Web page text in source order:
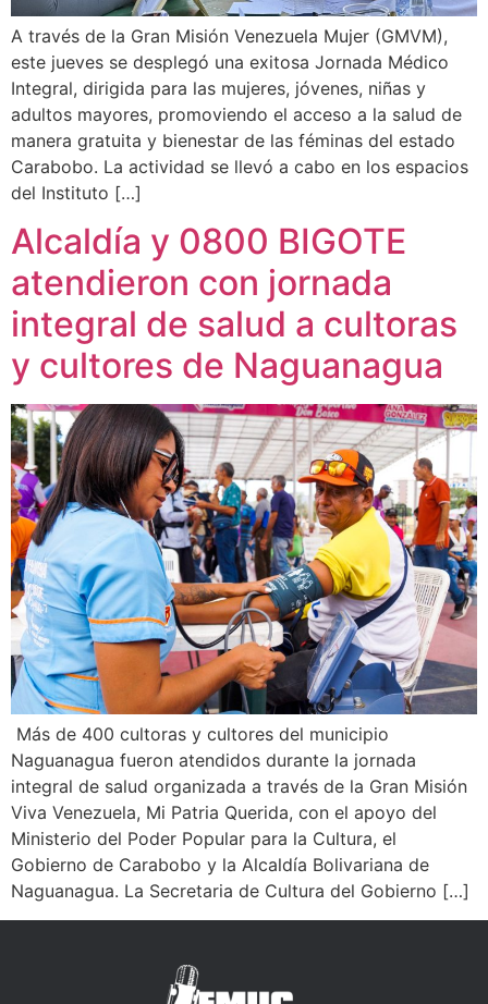
A través de la Gran Misión Venezuela Mujer (GMVM),
este jueves se desplegó una exitosa Jornada Médico
Integral, dirigida para las mujeres, jóvenes, niñas y
adultos mayores, promoviendo el acceso a la salud de
manera gratuita y bienestar de las féminas del estado
Carabobo. La actividad se llevó a cabo en los espacios
del Instituto […]
Alcaldía y 0800 BIGOTE
atendieron con jornada
integral de salud a cultoras
y cultores de Naguanagua
Más de 400 cultoras y cultores del municipio
Naguanagua fueron atendidos durante la jornada
integral de salud organizada a través de la Gran Misión
Viva Venezuela, Mi Patria Querida, con el apoyo del
Ministerio del Poder Popular para la Cultura, el
Gobierno de Carabobo y la Alcaldía Bolivariana de
Naguanagua. La Secretaria de Cultura del Gobierno […]